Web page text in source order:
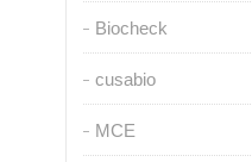
Biocheck
cusabio
MCE